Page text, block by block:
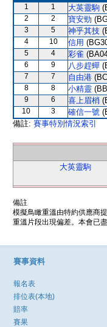
1 1 大英靈駒
2 2 寶安勁
3 5 神乎其技
4 10 信用
5 4 彩雀
6 9 八步趕蟬
7 7 自由港
8 8 小精靈
9 6 喜上眉梢
10 3 確信一號
備註: 賽事特別情況索引
大英靈駒
備註
模擬鳥瞰重溫由特約供應商
重溫片段出現偏差。本會已
賽事資料
報名表
排位表(本地)
賠率
賽果